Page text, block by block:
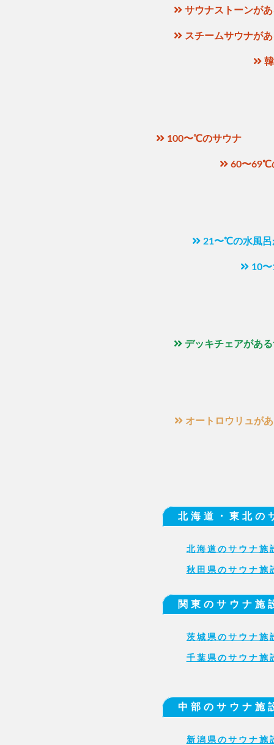
サウナストーンが
スチームサウナが
100〜℃のサウナ
60〜69℃
21〜℃の水風呂
10
デッキチェアがあ
オートロウリュが
北海道・東北の
北海道のサウナ施
秋田県のサウナ施
関東のサウナ施
茨城県のサウナ施
千葉県のサウナ施
中部のサウナ施
新潟県のサウナ施